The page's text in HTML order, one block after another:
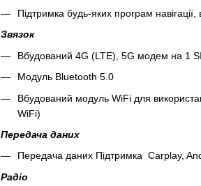
Підтримка будь-яких програм
Звязок
Вбудований 4G (LTE), 5G модем на 1
Модуль Bluetooth 5.0
Вбудований модуль WiFi для
WiFi)
Передача даних
Передача даних Підтримка Carplay,
Радіо